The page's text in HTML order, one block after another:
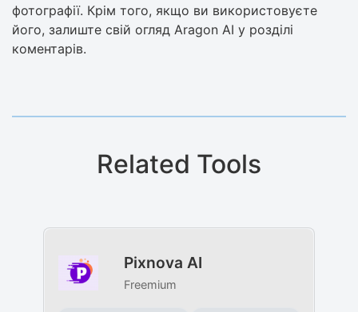
фотографії. Крім того, якщо ви використовуєте
його, залиште свій огляд Aragon AI у розділі
коментарів.
Related Tools
Pixnova AI
Freemium